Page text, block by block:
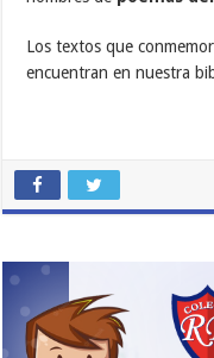
Los textos que
encuentran en nuestra